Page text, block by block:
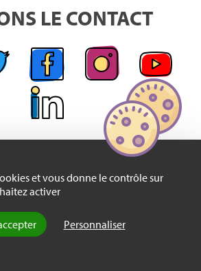
et vous donne le contrôle sur
activer
Personnaliser
LE CONTACT